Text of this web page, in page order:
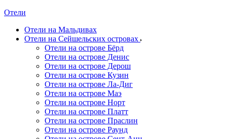
Отели
Отели на Мальдивах
Отели на Сейшельских островах
Отели на острове Бёрд
Отели на острове Денис
Отели на острове Дерош
Отели на острове Кузин
Отели на острове Ла-Диг
Отели на острове Маэ
Отели на острове Норт
Отели на острове Платт
Отели на острове Праслин
Отели на острове Раунд